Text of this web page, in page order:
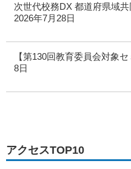
次世代校務DX 都道府県域
2026年7月28日
【第130回教育委員会対象
8日
アクセスTOP10